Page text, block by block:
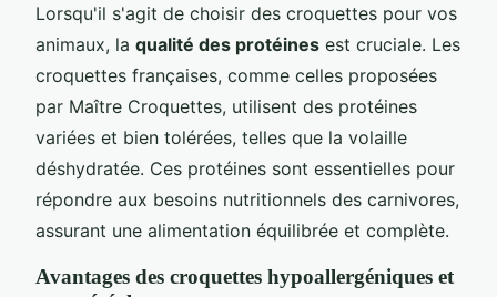
Lorsqu'il s'agit de choisir des croquettes pour vos
animaux, la qualité des protéines est cruciale. Les
croquettes françaises, comme celles proposées
par Maître Croquettes, utilisent des protéines
variées et bien tolérées, telles que la volaille
déshydratée. Ces protéines sont essentielles pour
répondre aux besoins nutritionnels des carnivores,
assurant une alimentation équilibrée et complète.
Avantages des croquettes hypoallergéniques et